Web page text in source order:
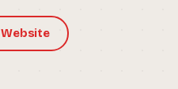
Website